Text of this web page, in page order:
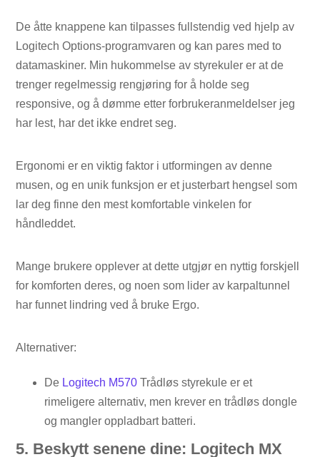
De åtte knappene kan tilpasses fullstendig ved hjelp av
Logitech Options-programvaren og kan pares med to
datamaskiner. Min hukommelse av styrekuler er at de
trenger regelmessig rengjøring for å holde seg
responsive, og å dømme etter forbrukeranmeldelser jeg
har lest, har det ikke endret seg.
Ergonomi er en viktig faktor i utformingen av denne
musen, og en unik funksjon er et justerbart hengsel som
lar deg finne den mest komfortable vinkelen for
håndleddet.
Mange brukere opplever at dette utgjør en nyttig forskjell
for komforten deres, og noen som lider av karpaltunnel
har funnet lindring ved å bruke Ergo.
Alternativer:
De Logitech M570 Trådløs styrekule er et
rimeligere alternativ, men krever en trådløs dongle
og mangler oppladbart batteri.
5. Beskytt senene dine: Logitech MX